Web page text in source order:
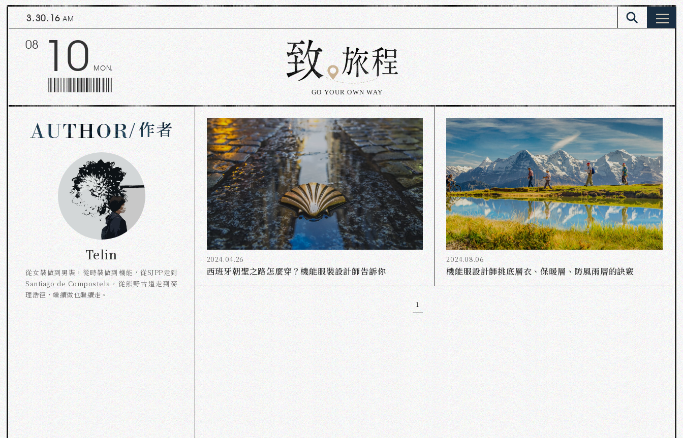
3.30.18 AM
08 10 MON.
GO YOUR OWN WAY
AUTHOR/作者
Telin
從女裝做到男裝，從時裝做到機能，從SJPP走到
Santiago de Compostela，從熊野古道走到麥
理浩徑，繼續做也繼續走。
2024.04.26
西班牙朝聖之路怎麼穿？機能服裝設計師告訴你
2024.08.06
機能服設計師挑底層衣、保暖層、防風雨層的訣竅
1